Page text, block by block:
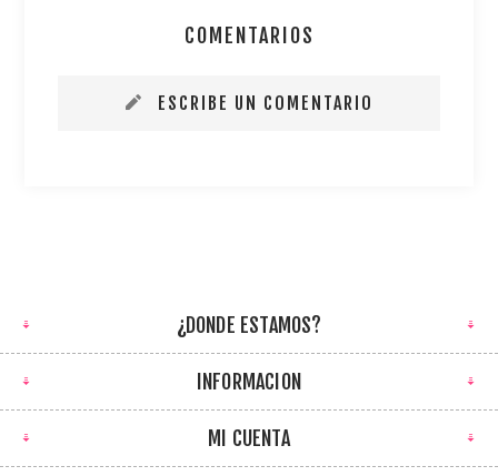
COMENTARIOS
ESCRIBE UN COMENTARIO
¿DONDE ESTAMOS?
INFORMACION
MI CUENTA